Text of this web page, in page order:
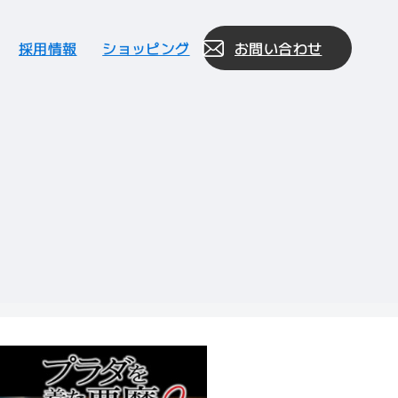
採用情報 ショッピング お問い合わせ